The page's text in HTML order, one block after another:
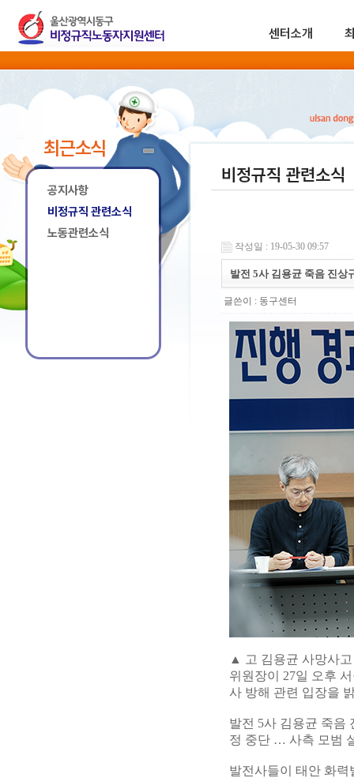
센터소개
최근소식
공지사항
비정규직 관련소식
노동관련소식
비정규직 관련소식
작성일 : 19-05-30 09:57
발전 5사 김용균 죽음 진상
글쓴이 : 동구센터
▲ 고 김용균 사망사
위원장이 27일 오후
사 방해 관련 입장을
발전 5사 김용균 죽음
정 중단 … 사측 모범
발전사들이 태안 화